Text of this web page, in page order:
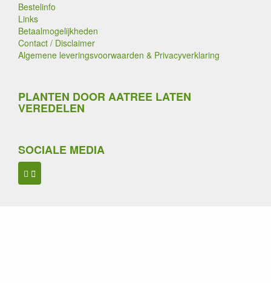
Bestelinfo
Links
Betaalmogelijkheden
Contact / Disclaimer
Algemene leveringsvoorwaarden & Privacyverklaring
PLANTEN DOOR AATREE LATEN
VEREDELEN
SOCIALE MEDIA